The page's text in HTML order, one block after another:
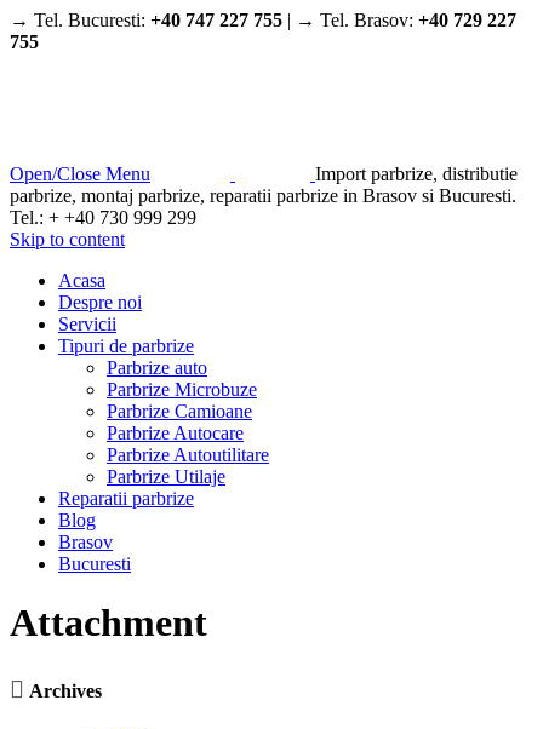
→ Tel. Bucuresti: +40 747 227 755 | → Tel. Brasov: +40 729 227
755
Open/Close Menu
Import parbrize, distributie
parbrize, montaj parbrize, reparatii parbrize in Brasov si Bucuresti.
Tel.: + +40 730 999 299
Skip to content
Acasa
Despre noi
Servicii
Tipuri de parbrize
Parbrize auto
Parbrize Microbuze
Parbrize Camioane
Parbrize Autocare
Parbrize Autoutilitare
Parbrize Utilaje
Reparatii parbrize
Blog
Brasov
Bucuresti
Attachment
 Archives